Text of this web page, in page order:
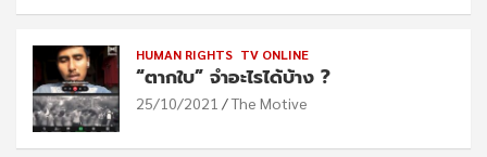
HUMAN RIGHTS TV ONLINE
“ตากใบ” จำอะไรได้บ้าง ?
25/10/2021 The Motive